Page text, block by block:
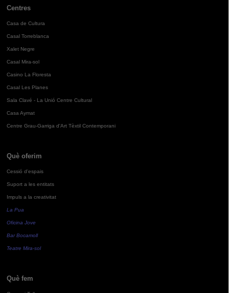
Centres
Casa de Cultura
Casal Torreblanca
Xalet Negre
Casal Mira-sol
Casino La Floresta
Casal Les Planes
Sala Clavé - La Unió Centre Cultural
Casa Aymat
Centre Grau-Garriga d'Art Tèxtil Contemporani
Què oferim
Cessió d'espais
Suport a les entitats
Impuls a la creativitat
La Pua
Oficina Jove
Bar Bocamoll
Teatre Mira-sol
Què fem